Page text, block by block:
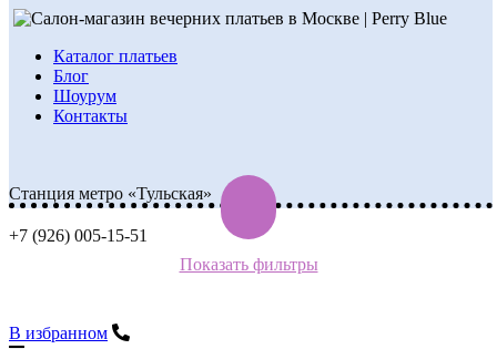
Каталог платьев
Блог
Шоурум
Контакты
Станция метро «Тульская»
+7 (926) 005-15-51
В избранном
Показать фильтры